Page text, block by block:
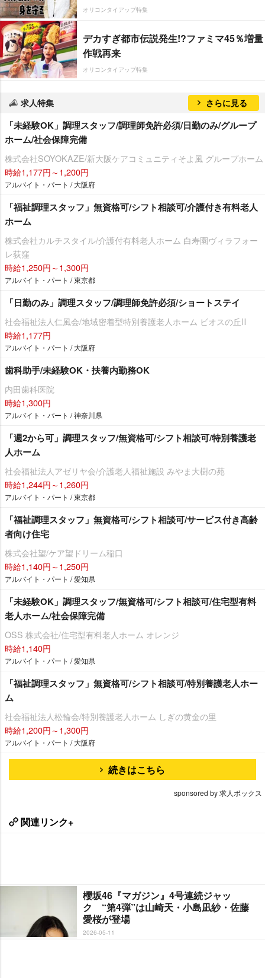
オリコンタイアップ特集
デカすぎ都市伝説発生!?ファミマ45％増量
作戦再来
オリコンタイアップ特集
求人特集 さらに見る
「未経験OK」調理スタッフ/調理師免許必須/日勤のみ/グループ
ホーム/社会保障完備
株式会社SOYOKAZE/新大阪ケアコミュニティそよ風 グループホーム
時給1,177円～1,200円
アルバイト・パート / 大阪府
「福祉調理スタッフ」無資格可/シフト相談可/介護付き有料老人
ホーム
株式会社カルチスタイル/介護付有料老人ホーム 白寿園ヴィラフォー
レ荻窪
時給1,250円～1,300円
アルバイト・パート / 東京都
「日勤のみ」調理スタッフ/調理師免許必須/ショートステイ
社会福祉法人仁風会/地域密着型特別養護老人ホーム ビオスの丘Ⅱ
時給1,177円
アルバイト・パート / 大阪府
歯科助手/未経験OK・扶養内勤務OK
内田歯科医院
時給1,300円
アルバイト・パート / 神奈川県
「週2から可」調理スタッフ/無資格可/シフト相談可/特別養護老
人ホーム
社会福祉法人アゼリヤ会/介護老人福祉施設 みやま大樹の苑
時給1,244円～1,260円
アルバイト・パート / 東京都
「福祉調理スタッフ」無資格可/シフト相談可/サービス付き高齢
者向け住宅
株式会社望/ケア望ドリーム稲口
時給1,140円～1,250円
アルバイト・パート / 愛知県
「未経験OK」調理スタッフ/無資格可/シフト相談可/住宅型有料
老人ホーム/社会保障完備
OSS 株式会社/住宅型有料老人ホーム オレンジ
時給1,140円
アルバイト・パート / 愛知県
「福祉調理スタッフ」無資格可/シフト相談可/特別養護老人ホー
ム
社会福祉法人松輪会/特別養護老人ホーム しぎの黄金の里
時給1,200円～1,300円
アルバイト・パート / 大阪府
続きはこちら
sponsored by 求人ボックス
関連リンク+
櫻坂46『マガジン』4号連続ジャッ
ク “第4弾”は山崎天・小島凪紗・佐藤
愛桜が登場
2026-05-11